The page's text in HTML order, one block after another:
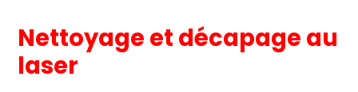
Nettoyage et décapage au
laser